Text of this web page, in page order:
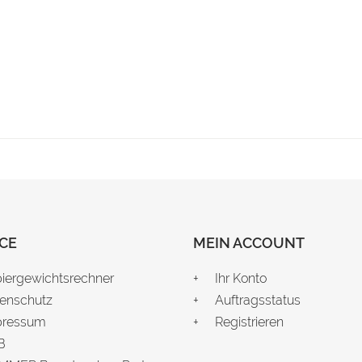
MEIN ACCOUNT
Ihr Konto
Auftragsstatus
Registrieren